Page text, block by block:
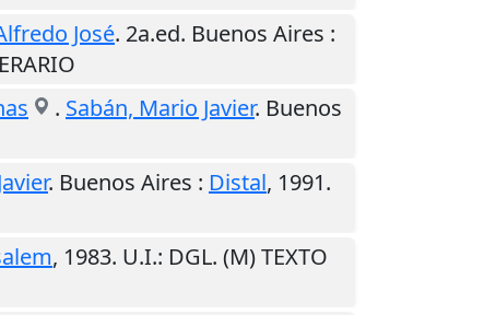
José. 2a.ed. Buenos Aires :
. Sabán, Mario Javier. Buenos
. Buenos Aires : Distal, 1991.
, 1983. U.I.: DGL. (M) TEXTO